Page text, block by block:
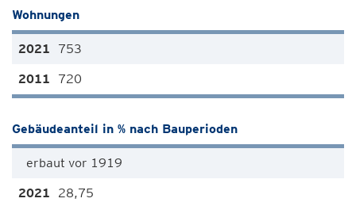
Wohnungen
753
720
Gebäudeanteil in % nach Bauperioden
erbaut vor 1919
28,75